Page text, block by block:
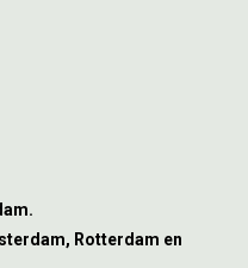
Rotterdam en